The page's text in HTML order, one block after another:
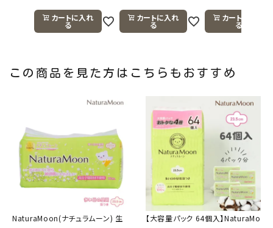
カートに入れ
る
カートに入れ
る
カートに入れ
る
この商品を見た方はこちらもおすすめ
NaturaMoon(ナチュラムーン) 生
【大容量パック 64個入】NaturaMo